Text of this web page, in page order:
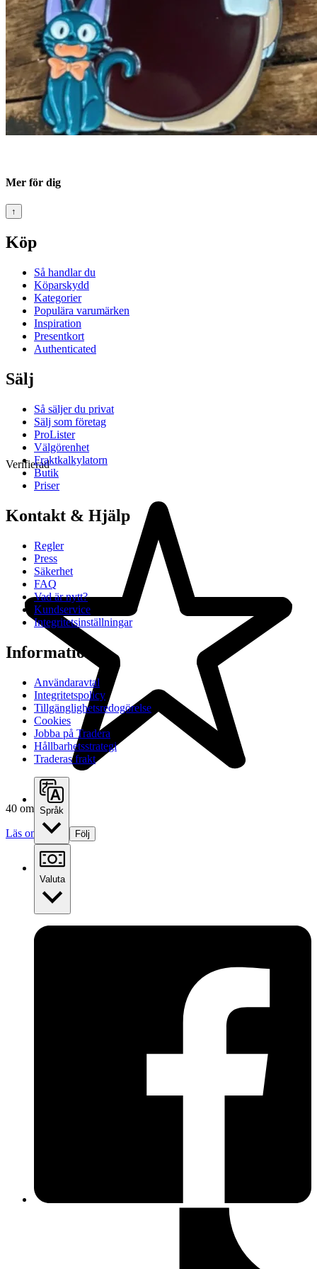
Verifierad
40 omdömen
Läs omdömen Följ
Mer för dig
↑
Köp
Så handlar du
Köparskydd
Kategorier
Populära varumärken
Inspiration
Presentkort
Authenticated
Sälj
Så säljer du privat
Sälj som företag
ProLister
Välgörenhet
Fraktkalkylatorn
Butik
Priser
Kontakt & Hjälp
Regler
Press
Säkerhet
FAQ
Vad är nytt?
Kundservice
Integritetsinställningar
Information
Användaravtal
Integritetspolicy
Tillgänglighetsredogörelse
Cookies
Jobba på Tradera
Hållbarhetsstrategi
Traderas frakt
Språk
Valuta